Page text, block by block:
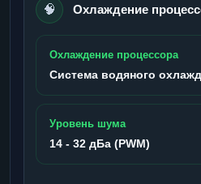
🧠 Охлаждение
Охлаждение процессора
Система водяного
Уровень шума
14 - 32 дБа (PWM)